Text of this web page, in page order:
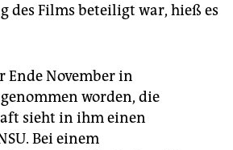
des Films beteiligt war, hieß es
Ende November in
worden, die
sieht in ihm einen
Bei einem